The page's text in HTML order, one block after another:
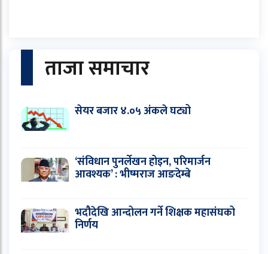
ताजा समाचार
सेयर बजार ४.०५ अंकले घट्यो
‘संविधान पुनर्लेखन होइन, परिमार्जन
आवश्यक’ : भीष्मराज आङदेम्बे
भदौदेखि आन्दोलन गर्ने शिक्षक महासंघको
निर्णय